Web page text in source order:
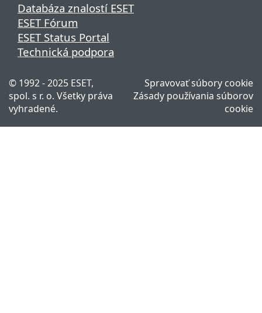
Databáza znalostí ESET
ESET Fórum
ESET Status Portal
Technická podpora
© 1992 - 2025 ESET,
spol. s r. o. Všetky práva
vyhradené.
Spravovať súbory cookie
Zásady používania súborov
cookie